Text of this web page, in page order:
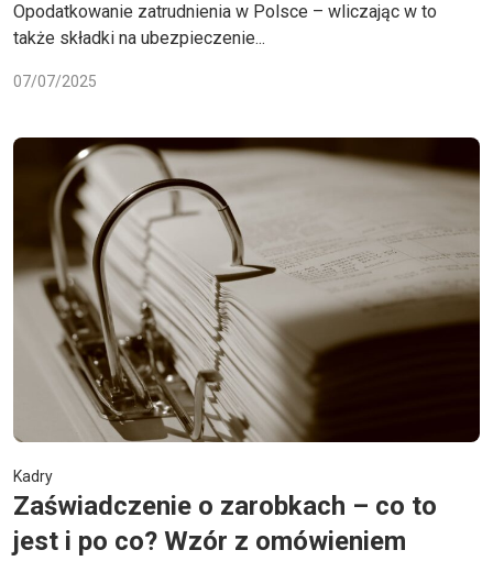
Opodatkowanie zatrudnienia w Polsce – wliczając w to
także składki na ubezpieczenie...
07/07/2025
Kadry
Zaświadczenie o zarobkach – co to
jest i po co? Wzór z omówieniem